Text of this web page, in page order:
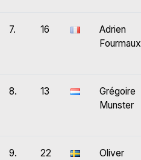
7. 16
Adrien
Fourmaux
8. 13
Grégoire
Munster
9. 22
Oliver